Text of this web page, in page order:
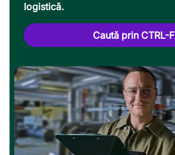
logistică.
Caută prin CTRL-F